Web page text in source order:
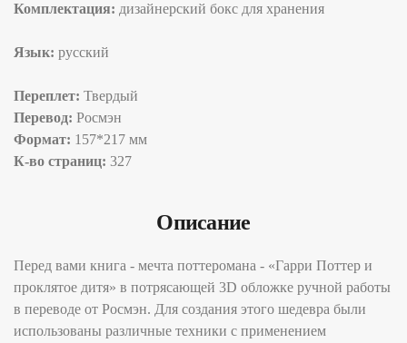
Комплектация: дизайнерский бокс для хранения
Язык: русский
Переплет: Твердый
Перевод: Росмэн
Формат: 157*217 мм
К-во страниц: 327
Описание
Перед вами книга - мечта поттеромана - «Гарри Поттер и
проклятое дитя» в потрясающей 3D обложке ручной работы
в переводе от Росмэн. Для создания этого шедевра были
использованы различные техники с применением